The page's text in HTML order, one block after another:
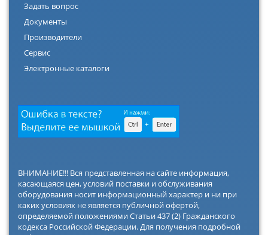
Задать вопрос
Документы
Производители
Сервис
Электронные каталоги
ВНИМАНИЕ!!! Вся представленная на сайте информация,
касающаяся цен, условий поставки и обслуживания
оборудования носит информационный характер и ни при
каких условиях не является публичной офертой,
определяемой положениями Статьи 437 (2) Гражданского
кодекса Российской Федерации. Для получения подробной